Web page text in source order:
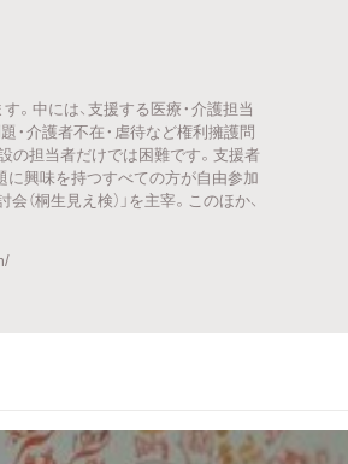
から探す 最新進捗報告から探す
。中には、支援する医療・介護担当
・介護者不在・虐待など権利擁護問
の担当者だけでは困難です。支援者
に興味を持つすべての方が自由参加
桐生見え検）」を主宰。このほか、